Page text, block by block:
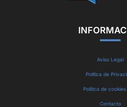
Aviso Legal
Política de
Política de cookies
Contacto